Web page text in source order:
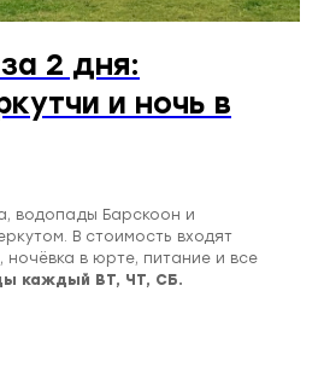
2 дня:
и ночь в
водопады Барскоон и
В стоимость входят
в юрте, питание и все
каждый ВТ, ЧТ, СБ.